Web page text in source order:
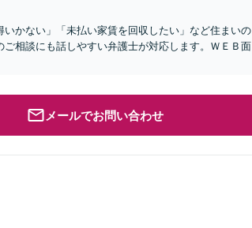
かない」「未払い家賃を回収したい」など住まいの
相談にも話しやすい弁護士が対応します。ＷＥＢ面
メールでお問い合わせ